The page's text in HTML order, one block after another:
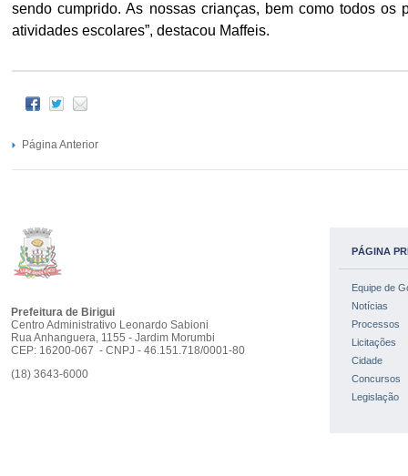
sendo cumprido. As nossas crianças, bem como todos
atividades escolares”, destacou Maffeis.
Página Anterior
Prefeitura de Birigui
Centro Administrativo Leonardo Sabioni
Rua Anhanguera, 1155 - Jardim Morumbi
CEP: 16200-067 - CNPJ - 46.151.718/0001-80
(18) 3643-6000
PÁGINA
Equipe de
Notícias
Processos
Licitações
Cidade
Concursos
Legislação